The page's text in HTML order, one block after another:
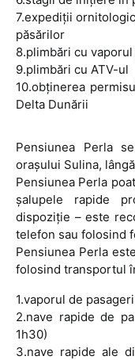
7.expediţii
păsărilor
8.plimbări cu
9.plimbări cu ATV-ul
10.obţinerea
Delta Dunării
Pensiunea Perla
oraşului Sulina,
Pensiunea Perla
şalupele rapide
dispoziţie – este
telefon sau folosind
Pensiunea Perla
folosind transportul
1.vaporul de
2.nave rapide de
1h30)
3.nave rapide ale